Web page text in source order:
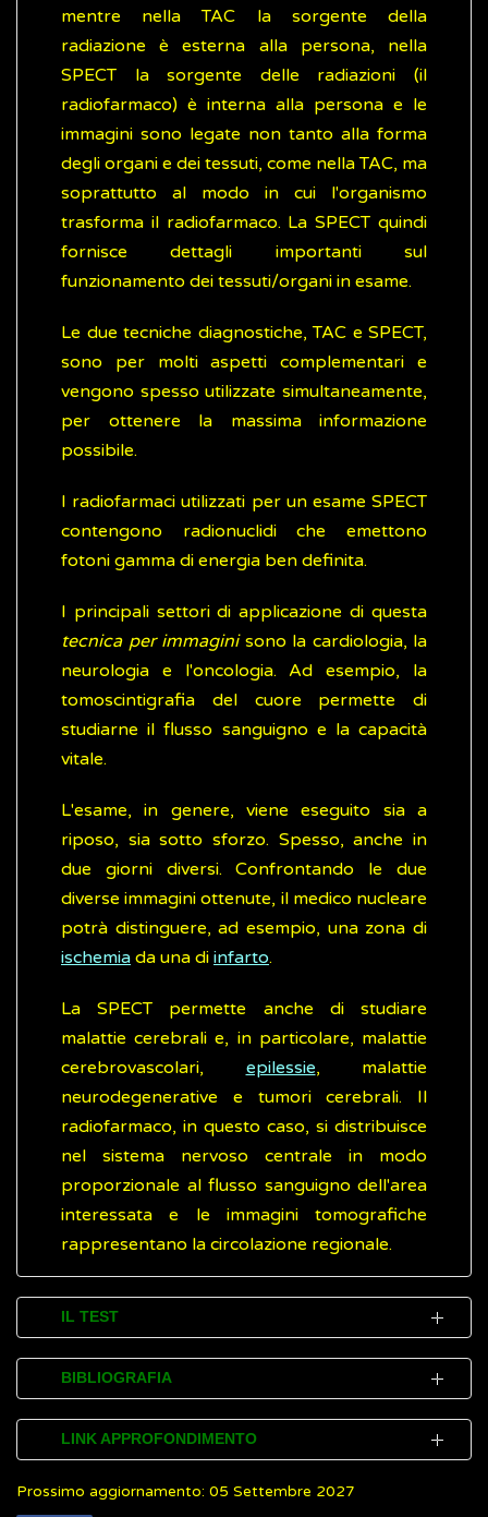
mentre nella TAC la sorgente della
radiazione è esterna alla persona, nella
SPECT la sorgente delle radiazioni (il
radiofarmaco) è interna alla persona e le
immagini sono legate non tanto alla forma
degli organi e dei tessuti, come nella TAC, ma
soprattutto al modo in cui l'organismo
trasforma il radiofarmaco. La SPECT quindi
fornisce dettagli importanti sul
funzionamento dei tessuti/organi in esame.
Le due tecniche diagnostiche, TAC e SPECT,
sono per molti aspetti complementari e
vengono spesso utilizzate simultaneamente,
per ottenere la massima informazione
possibile.
I radiofarmaci utilizzati per un esame SPECT
contengono radionuclidi che emettono
fotoni gamma di energia ben definita.
I principali settori di applicazione di questa
tecnica per immaginisono la cardiologia, la
neurologia e l'oncologia. Ad esempio, la
tomoscintigrafia del cuore permette di
studiarne il flusso sanguigno e la capacità
vitale.
L'esame, in genere, viene eseguito sia a
riposo, sia sotto sforzo. Spesso, anche in
due giorni diversi. Confrontando le due
diverse immagini ottenute, il medico nucleare
potrà distinguere, ad esempio, una zona di
ischemia da una di infarto.
La SPECT permette anche di studiare
malattie cerebrali e, in particolare, malattie
cerebrovascolari, epilessie, malattie
neurodegenerative e tumori cerebrali. Il
radiofarmaco, in questo caso, si distribuisce
nel sistema nervoso centrale in modo
proporzionale al flusso sanguigno dell'area
interessata e le immagini tomografiche
rappresentano la circolazione regionale.
IL TEST
L'esame tomoscintigrafico prevede la
somministrazione, generalmente per
endovena, di unradiofarmaco
base all'analisi da effettuare. Per alcuni
esami come, ad esempio, la tomoscintigrafia
BIBLIOGRAFIA
Associazione Italiana di Medicina Nucleare
ed Imaging Molecolare(AIMN)
LINK APPROFONDIMENTO
International Atomic Energy Agency (IAEA).
Prossimo aggiornamento: 05 Settembre 2027